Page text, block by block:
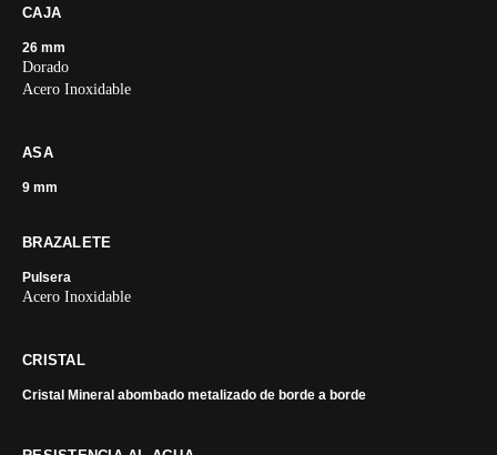
CAJA
26 mm
Dorado
Acero Inoxidable
ASA
9 mm
BRAZALETE
Pulsera
Acero Inoxidable
CRISTAL
Cristal Mineral abombado metalizado de borde a borde